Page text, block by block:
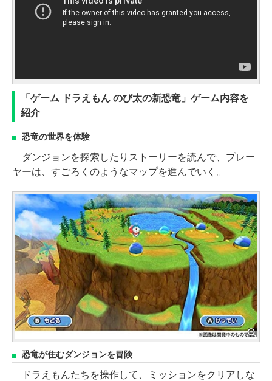
「ゲーム ドラえもん のび太の新恐竜」ゲーム内容を
紹介
恐竜の世界を体験
ダンジョンを探索したりストーリーを読んで、プレー
ヤーは、すごろくのようなマップを進んでいく。
恐竜が住むダンジョンを冒険
ドラえもんたちを操作して、ミッションをクリアしな